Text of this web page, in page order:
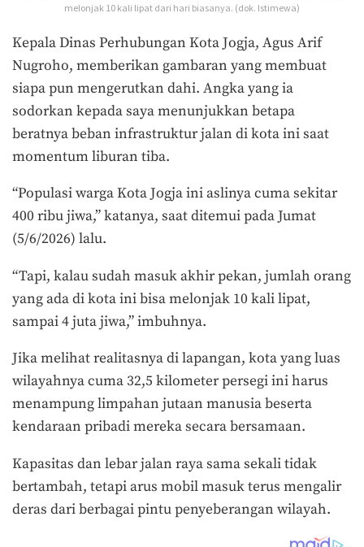
melonjak 10 kali lipat dari hari biasanya. (dok. Istimewa)
Kepala Dinas Perhubungan Kota Jogja, Agus Arif
Nugroho, memberikan gambaran yang membuat
siapa pun mengerutkan dahi. Angka yang ia
sodorkan kepada saya menunjukkan betapa
beratnya beban infrastruktur jalan di kota ini saat
momentum liburan tiba.
“Populasi warga Kota Jogja ini aslinya cuma sekitar
400 ribu jiwa,” katanya, saat ditemui pada Jumat
(5/6/2026) lalu.
“Tapi, kalau sudah masuk akhir pekan, jumlah orang
yang ada di kota ini bisa melonjak 10 kali lipat,
sampai 4 juta jiwa,” imbuhnya.
Jika melihat realitasnya di lapangan, kota yang luas
wilayahnya cuma 32,5 kilometer persegi ini harus
menampung limpahan jutaan manusia beserta
kendaraan pribadi mereka secara bersamaan.
Kapasitas dan lebar jalan raya sama sekali tidak
bertambah, tetapi arus mobil masuk terus mengalir
deras dari berbagai pintu penyeberangan wilayah.